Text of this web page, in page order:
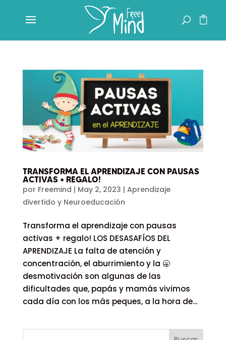
TRANSFORMA EL APRENDIZAJE CON PAUSAS
ACTIVAS + REGALO!
por Freemind | May 2, 2023 | Aprendizaje
divertido y Neuroeducación
Transforma el aprendizaje con pausas
activas + regalo! LOS DESASAFÍOS DEL
APRENDIZAJE La falta de atención y
concentración, el aburrimiento y la 🥱
desmotivación son algunas de las
dificultades que, papás y mamás vivimos
cada día con los más peques, a la hora de...